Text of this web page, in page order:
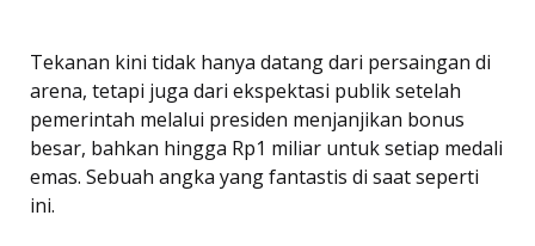
Tekanan kini tidak hanya datang dari persaingan di
arena, tetapi juga dari ekspektasi publik setelah
pemerintah melalui presiden menjanjikan bonus
besar, bahkan hingga Rp1 miliar untuk setiap medali
emas. Sebuah angka yang fantastis di saat seperti
ini.